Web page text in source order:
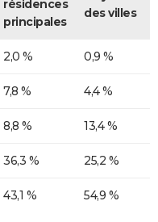
résidences
principales
des villes
2,0 % 0,9 %
7,8 % 4,4 %
8,8 % 13,4 %
36,3 % 25,2 %
43,1 % 54,9 %